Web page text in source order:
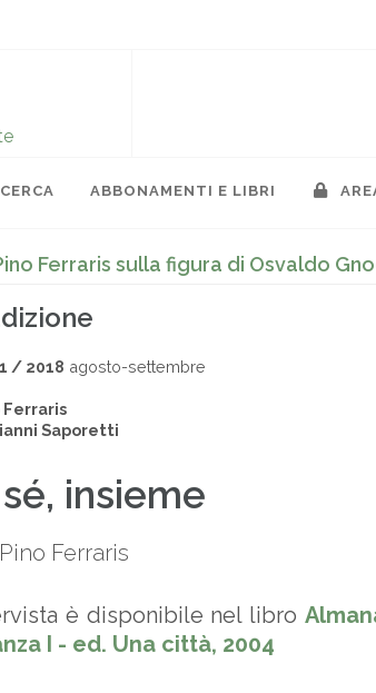
CERCA ABBONAMENTI E LIBRI
Ferraris sulla figura di Osvaldo
/ 2018 agosto-settembre
Ferraris
Saporetti
insieme
Ferraris
è disponibile nel libro
I - ed. Una città, 2004